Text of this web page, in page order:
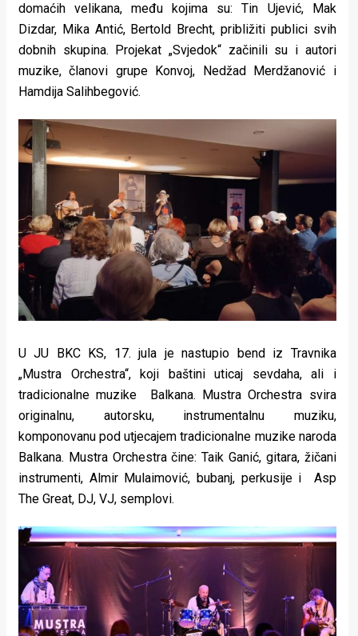
domaćih velikana, među kojima su: Tin Ujević, Mak
Dizdar, Mika Antić, Bertold Brecht, približiti publici svih
dobnih skupina. Projekat „Svjedok“ začinili su i autori
muzike, članovi grupe Konvoj, Nedžad Merdžanović i
Hamdija Salihbegović.
U JU BKC KS, 17. jula je nastupio bend iz Travnika
„Mustra Orchestra“, koji baštini uticaj sevdaha, ali i
tradicionalne muzike Balkana. Mustra Orchestra svira
originalnu, autorsku, instrumentalnu muziku,
komponovanu pod utjecajem tradicionalne muzike naroda
Balkana. Mustra Orchestra čine: Taik Ganić, gitara, žičani
instrumenti, Almir Mulaimović, bubanj, perkusije i Asp
The Great, DJ, VJ, semplovi.